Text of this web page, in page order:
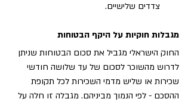
צדדים שלישיים.
מגבלות חוקיות על היקף הבטוחות
החוק הישראלי מגביל את סכום הבטוחות שניתן
לדרוש מהשוכר לסכום של עד שלושה חודשי
שכירות או שליש מדמי השכירות לכל תקופת
ההסכם - לפי הנמוך מביניהם. מגבלה זו חלה על